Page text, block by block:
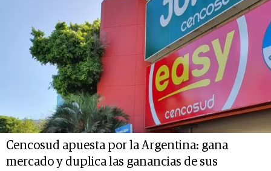
Cencosud apuesta por la Argentina: gana
mercado y duplica las ganancias de sus